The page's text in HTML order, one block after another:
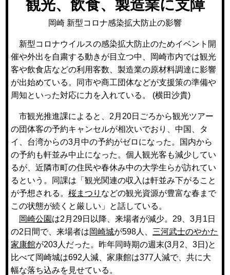
観光、飲食、製造業に支障
岡崎 新型コロナ感染拡大防止の影響
新型コロナウイルスの感染拡大防止のためイベント開
催や外出を自粛する動きが目立つ中、岡崎市内では観光
客や飲食店などの利用客数、製造業の原材料調達に影響
が出始めている。同市や商工団体などが支援策の準備や
周知といった対応に力を入れている。 (横田沙貴)
市観光推進課によると、2月20日ごろから観光ツアー
の団体客の予約キャンセルが相次いでおり、中国、タ
イ、台湾からの3月中の予約がゼロになった。国内から
の予約も軒並み中止になった。個人観光客も減少してい
るが、近隣市町の住民や春休み中の大学生らが訪れてい
るという。同課は「観光関連の収入は軒並み下がること
が予想される。桜まつり などの観光資源が豊富な春まで
この状態が続くと厳しい」と話している。
岡崎公園 は2月29日以降、来場者が減少。29、3月1日
の2日間で、来場者は岡崎城が598人、 三河武士のやかた
家康館が203人だった。昨年同時期の週末(3月2、3日)と
比べて岡崎城は692人減、家康館は377人減で、共に大
幅な落ち込みを見せている。